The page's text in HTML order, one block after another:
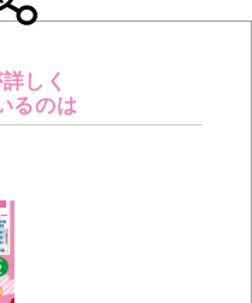
しく
るのは